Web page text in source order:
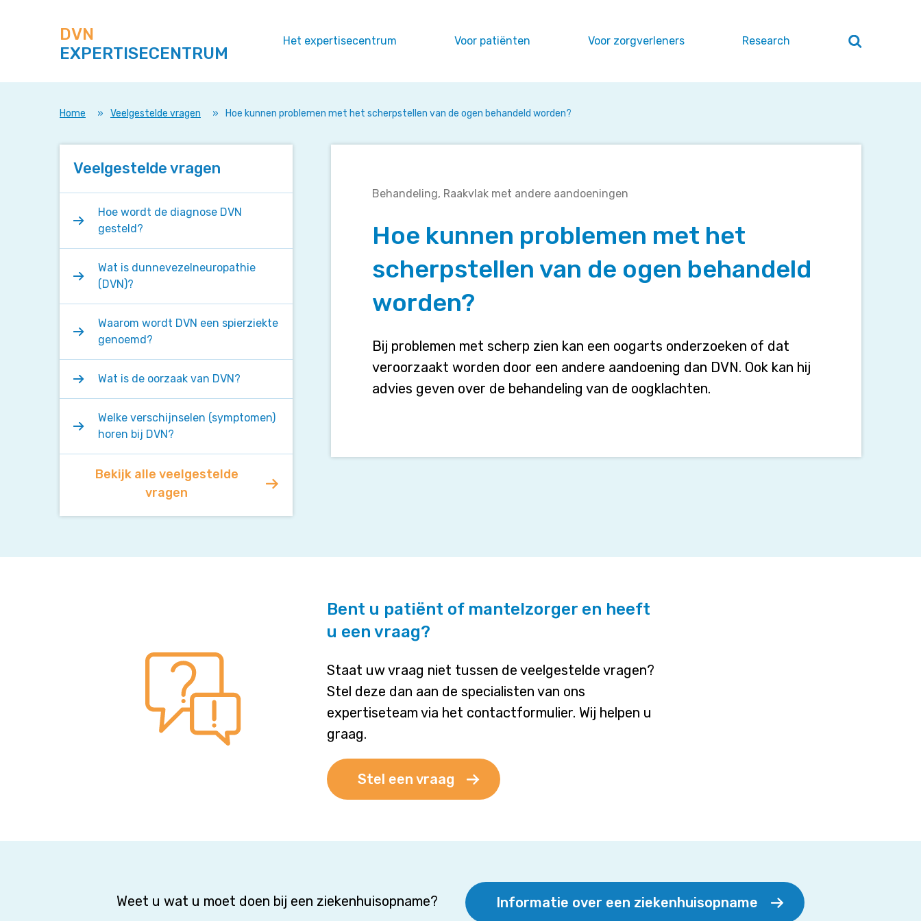
naar
content
deze
site
DVN
EXPERTISECENTRUM
Het expertisecentrum Voor patiënten Voor zorgverleners Research Zoeken
sluiten
Home » Veelgestelde vragen » Hoe kunnen problemen met het scherpstellen van de ogen behandeld worden?
Hoe
problemen
met
scherpstellen
de
behandeld
worden?
Behandeling Raakvlak met andere aandoeningen
Hoe kunnen problemen met het
scherpstellen van de ogen behandeld
worden?
Bij problemen met scherp zien kan een oogarts onderzoeken of dat
veroorzaakt worden door een andere aandoening dan DVN. Ook kan hij
advies geven over de behandeling van de oogklachten.
Veelgestelde vragen
Hoe wordt de diagnose DVN
gesteld?
Wat is dunnevezelneuropathie
(DVN)?
Waarom wordt DVN een spierziekte
genoemd?
Wat is de oorzaak van DVN?
Welke verschijnselen (symptomen)
horen bij DVN?
Bekijk alle veelgestelde
vragen
Bent u patiënt of mantelzorger en heeft
u een vraag?
Staat uw vraag niet tussen de veelgestelde vragen?
Stel deze dan aan de specialisten van ons
expertiseteam via het contactformulier. Wij helpen u
graag.
Stel een vraag
Weet u wat u moet doen bij een ziekenhuisopname? Informatie over een ziekenhuisopname